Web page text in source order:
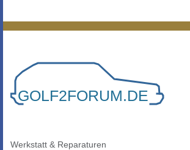
Werkstatt & Reparaturen